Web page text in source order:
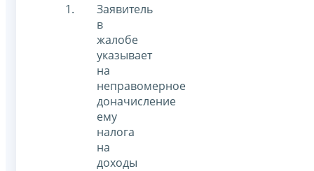
Заявитель
в
жалобе
указывает
на
неправомерное
доначисление
ему
налога
на
доходы